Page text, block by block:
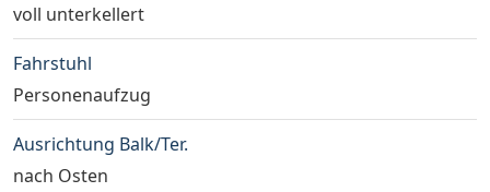
voll unterkellert
Fahrstuhl
Personenaufzug
Ausrichtung Balk/Ter.
nach Osten